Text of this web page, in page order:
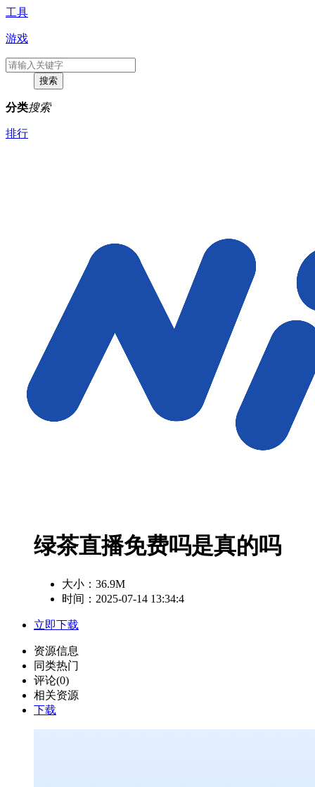
工具
游戏
分类搜索
排行
绿茶直播免费吗是真的吗
大小： 36.9M
时间：2025-07-14 13:34:4
立即下载
资源信息
同类热门
评论(0)
相关资源
下载